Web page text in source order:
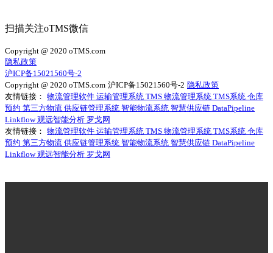
扫描关注oTMS微信
Copyright @ 2020 oTMS.com
隐私政策
沪ICP备15021560号-2
Copyright @ 2020 oTMS.com 沪ICP备15021560号-2 隐私政策
友情链接： 物流管理软件 运输管理系统 TMS 物流管理系统 TMS系统 仓库
预约 第三方物流 供应链管理系统 智能物流系统 智慧供应链 DataPipeline
Linkflow观远智能分析 罗戈网
友情链接： 物流管理软件 运输管理系统 TMS 物流管理系统 TMS系统 仓库
预约 第三方物流 供应链管理系统 智能物流系统 智慧供应链 DataPipeline
Linkflow观远智能分析 罗戈网